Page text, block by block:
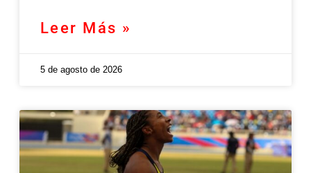
Leer Más »
5 de agosto de 2026